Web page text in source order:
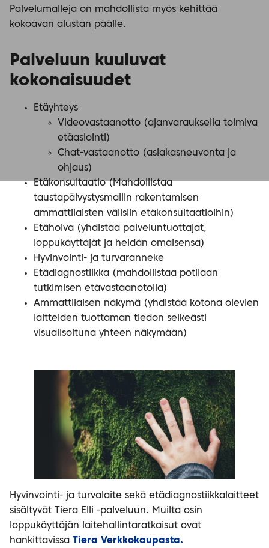
Palvelumalleja on mahdollista myös kehittää
kokoavan alustan päälle.
Palveluun kuuluvat
kokonaisuudet
Etäyhteys
Videovastaanotto (ajanvarauksella toimiva
etäasiointi)
Chat-vastaanotto (asiakasneuvonta ja
ohjaus)
Etäkonsultaatio (Mahdollistaa
taustapäivystysmallin rakentamisen
ammattilaisten välisiin etäkonsultaatioihin)
Etähoiva (yhdistää palveluntuottajat,
loppukäyttäjät ja heidän omaisensa)
Hyvinvointi- ja turvaranneke
Etädiagnostiikka (mahdollistaa potilaan
tutkimisen etävastaanotolla)
Ammattilaisen näkymä (yhdistää kotona olevien
laitteiden tuottaman tiedon selkeästi
visualisoituna yhteen näkymään)
Hyvinvointi- ja turvalaite sekä etädiagnostiikkalaitteet
sisältyvät Tiera Elli -palveluun. Muilta osin
loppukäyttäjän laitehallintaratkaisut ovat
hankittavissa Tiera Verkkokaupasta.